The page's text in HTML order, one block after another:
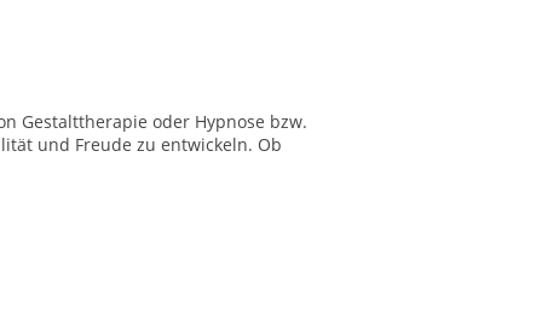
Gestalttherapie oder Hypnose bzw.
und Freude zu entwickeln. Ob